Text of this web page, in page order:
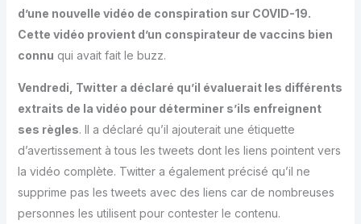
d’une nouvelle vidéo de conspiration sur COVID-19.
Cette vidéo provient d’un conspirateur de vaccins bien
connu qui avait fait le buzz.
Vendredi, Twitter a déclaré qu’il évaluerait les différents
extraits de la vidéo pour déterminer s’ils enfreignent
ses règles. Il a déclaré qu’il ajouterait une étiquette
d’avertissement à tous les tweets dont les liens pointent vers
la vidéo complète. Twitter a également précisé qu’il ne
supprime pas les tweets avec des liens car de nombreuses
personnes les utilisent pour contester le contenu.